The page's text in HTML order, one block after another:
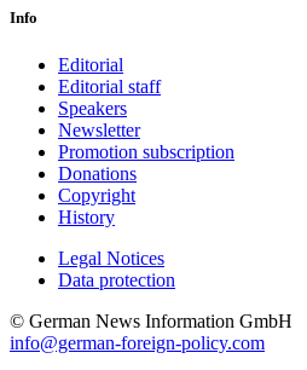
Info
Editorial
Editorial staff
Speakers
Newsletter
Promotion subscription
Donations
Copyright
History
Legal Notices
Data protec­tion
© German News Information GmbH
info@german-foreign-policy.com